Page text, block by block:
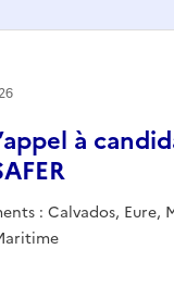
à
: Calvados, Eure,